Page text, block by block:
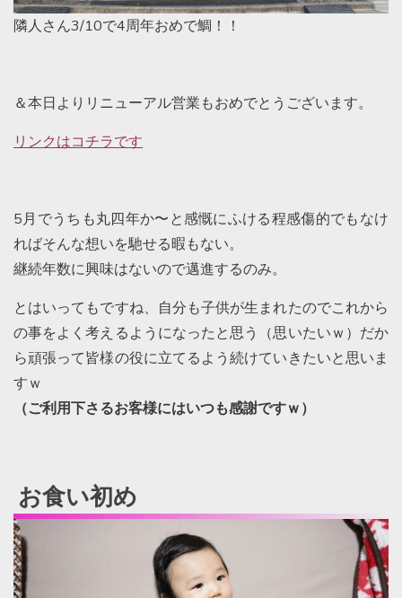
隣人さん3/10で4周年おめで鯛！！
＆本日よりリニューアル営業もおめでとうございます。
リンクはコチラです
5月でうちも丸四年か〜と感慨にふける程感傷的でもなけ
ればそんな想いを馳せる暇もない。
継続年数に興味はないので邁進するのみ。
とはいってもですね、自分も子供が生まれたのでこれから
の事をよく考えるようになったと思う（思いたいｗ）だか
ら頑張って皆様の役に立てるよう続けていきたいと思いま
すｗ
（ご利用下さるお客様にはいつも感謝ですｗ）
お食い初め